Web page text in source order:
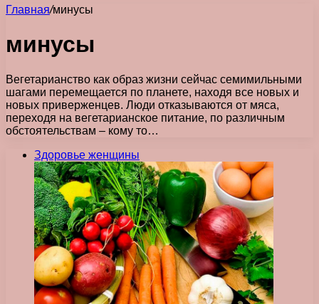
Главная/минусы
минусы
Вегетарианство как образ жизни сейчас семимильными
шагами перемещается по планете, находя все новых и
новых приверженцев. Люди отказываются от мяса,
переходя на вегетарианское питание, по различным
обстоятельствам – кому то…
Здоровье женщины